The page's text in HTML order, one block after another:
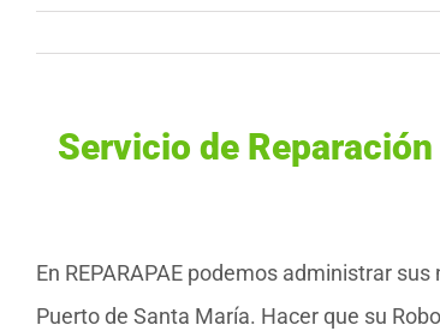
Servicio de
En REPARAPAE podemos administrar
Puerto de Santa María. Hacer que su